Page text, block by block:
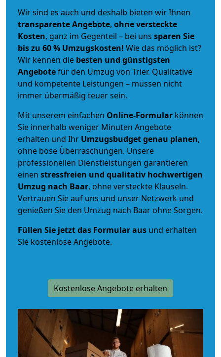
Wir sind es auch und deshalb bieten wir Ihnen
transparente Angebote, ohne versteckte
Kosten, ganz im Gegenteil – bei uns sparen Sie
bis zu 60 % Umzugskosten! Wie das möglich ist?
Wir kennen die besten und günstigsten
Angebotefür den Umzug von Trier. Qualitative
und kompetente Leistungen – müssen nicht
immer übermäßig teuer sein.
Mit unserem einfachen Online-Formular können
Sie innerhalb weniger Minuten Angebote
erhalten und Ihr Umzugsbudgetgenau planen,
ohne böse Überraschungen. Unsere
professionellen Dienstleistungen garantieren
einen stressfreien und qualitativ hochwertigen
Umzug nach Baar, ohne versteckte Klauseln.
Vertrauen Sie auf uns und unser Netzwerk und
genießen Sie den Umzug nach Baar ohne Sorgen.
Füllen Sie jetzt das Formular aus und erhalten
Sie kostenlose Angebote.
Kostenlose Angebote erhalten